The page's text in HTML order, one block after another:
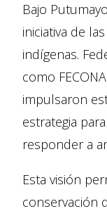
Bajo
iniciativa de
indígenas.
como
impulsaron
estrategia
responder a
Esta visión
conservación